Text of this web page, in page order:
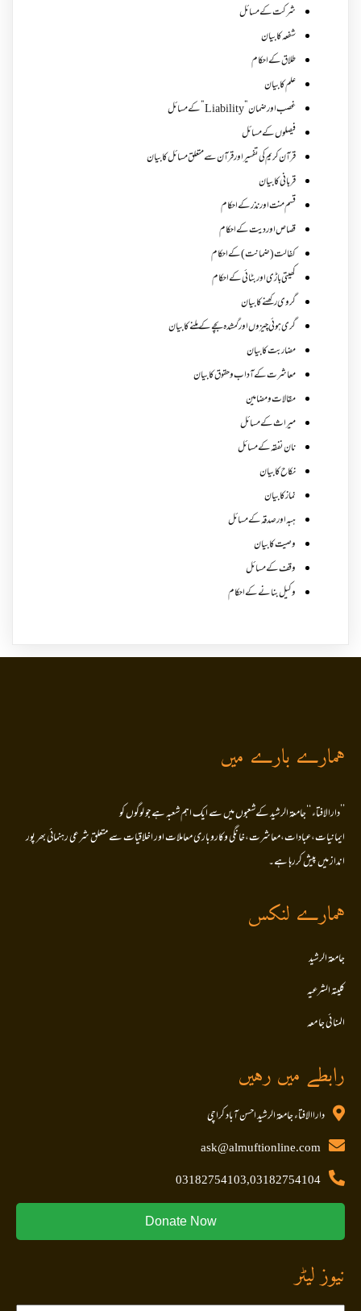
شرکت کے مسائل
شفعہ کا بیان
طلاق کے احکام
علم کا بیان
غصب اورضمان”Liability” کے مسائل
فیصلوں کے مسائل
قرآن کریم کی تفسیر اور قرآن سے متعلق مسائل کا بیان
قربانی کا بیان
قسم منت اور نذر کے احکام
قصاص اور دیت کے احکام
کفالت (ضمانت) کے احکام
کھیتی باڑی اور بٹائی کے احکام
گروی رکھنے کا بیان
گری ہوئی چیزوں اورگمشدہ بچے کے ملنے کا بیان
مضاربت کا بیان
معاشرت کے آداب و حقوق کا بیان
مقالات ومضامین
میراث کے مسائل
نان نفقہ کے مسائل
نکاح کا بیان
نماز کا بیان
ہبہ اور صدقہ کے مسائل
وصیت کا بیان
وقف کے مسائل
وکیل بنانے کے احکام
ہمارے بارے میں
’’دارالافتاء ‘‘جامعۃ الرشید کےشعبوں میں سے ایک اہم شعبہ ہے جو لوگوں کو
ایمانیات،عبادات،معاشرت،خانگی وکاروباری معاملات اور اخلاقیات سے متعلق شرعی رہنمائی بھر پور
انداز میں پیش کررہا ہے۔
ہمارے لنکس
جامعۃ الرشید
کلیتہ الشرعیہ
المنا ئی جا معہ
رابطے میں رہیں
داراالافتاء جامعۃ الرشید احسن آباد کراچی
ask@almuftionline.com
03182754103,03182754104
Donate Now
نیوز لیٹر